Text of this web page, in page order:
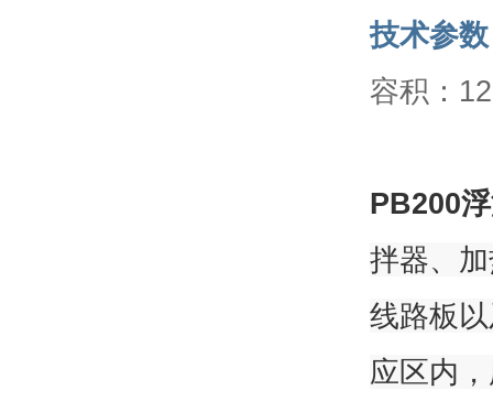
技术参数
容积：
PB200
拌器、
线路板
应区内